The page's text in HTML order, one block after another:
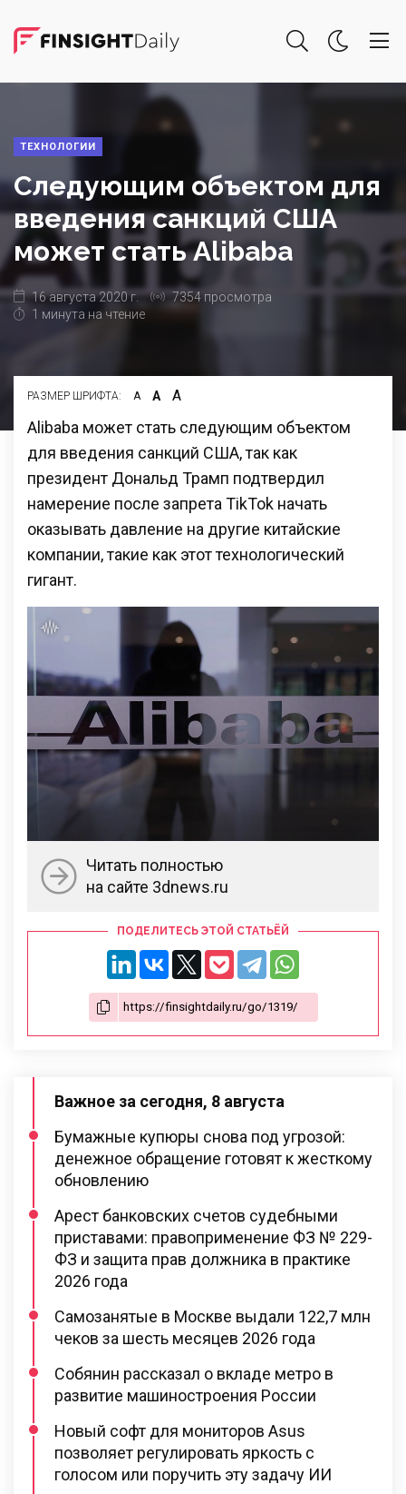
ТЕХНОЛОГИИ
Следующим объектом для
введения санкций США
может стать Alibaba
16 августа 2020 г.
7354 просмотра
1 минута на чтение
РАЗМЕР ШРИФТА: А А А
Alibaba может стать следующим объектом
для введения санкций США, так как
президент Дональд Трамп подтвердил
намерение после запрета TikTok начать
оказывать давление на другие китайские
компании, такие как этот технологический
гигант.
Читать полностью
на сайте 3dnews.ru
ПОДЕЛИТЕСЬ ЭТОЙ СТАТЬЁЙ
Важное за сегодня, 8 августа
Бумажные купюры снова под угрозой:
денежное обращение готовят к жесткому
обновлению
Арест банковских счетов судебными
приставами: правоприменение ФЗ № 229-
ФЗ и защита прав должника в практике
2026 года
Самозанятые в Москве выдали 122,7 млн
чеков за шесть месяцев 2026 года
Собянин рассказал о вкладе метро в
развитие машиностроения России
Новый софт для мониторов Asus
позволяет регулировать яркость с
голосом или поручить эту задачу ИИ